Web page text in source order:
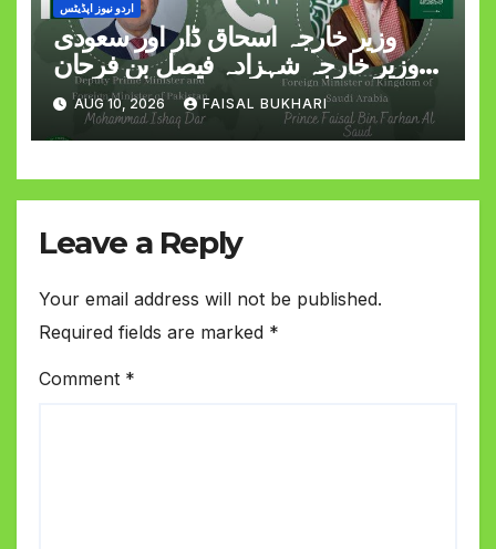
اردو نیوز اپڈیٹس
وزیر خارجہ اسحاق ڈار اور سعودی
وزیر خارجہ شہزادہ فیصل بن فرحان
کے درمیان ٹیلیفونک رابطہ
AUG 10, 2026 FAISAL BUKHARI
Leave a Reply
Your email address will not be published.
Required fields are marked *
Comment *